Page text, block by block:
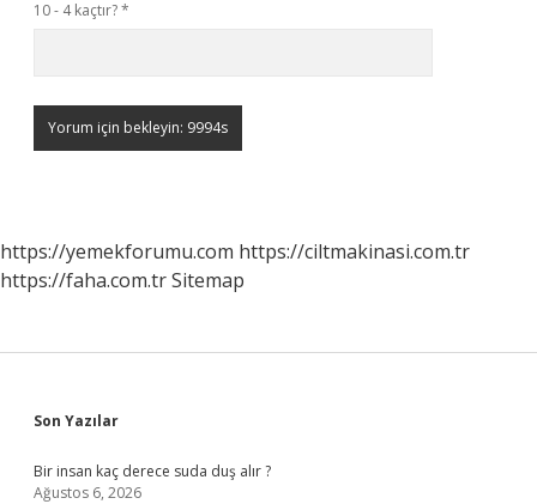
10 - 4 kaçtır?*
https://yemekforumu.com https://ciltmakinasi.com.tr
https://faha.com.trSitemap
Sidebar
Son Yazılar
Bir insan kaç derece suda duş alır ?
Ağustos 6, 2026